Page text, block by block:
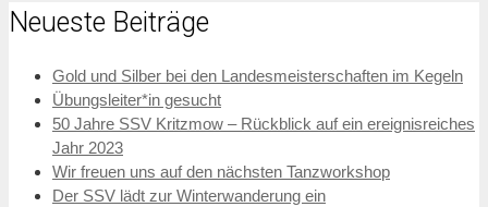
Neueste Beiträge
Gold und Silber bei den Landesmeisterschaften im Kegeln
Übungsleiter*in gesucht
50 Jahre SSV Kritzmow – Rückblick auf ein ereignisreiches
Jahr 2023
Wir freuen uns auf den nächsten Tanzworkshop
Der SSV lädt zur Winterwanderung ein